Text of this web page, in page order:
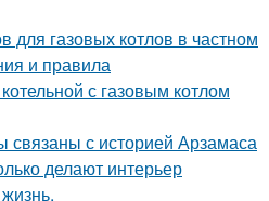
для газовых котлов в частном
и правила
с газовым котлом
с историей Арзамаса
делают интерьер